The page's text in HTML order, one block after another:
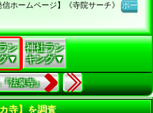
ホームページ】《寺院サーチ》ホー
ン
▼
神社ラン
キング▼
『法泉寺』
寺】を調査